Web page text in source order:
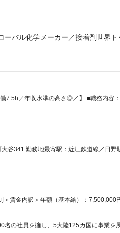
バル化学メーカー／接着剤世界ト
7.5h／年収水準の高さ◎／】 ■職務内容
谷341 勤務地最寄駅：近江鉄道線／日野
賃金内訳＞年額（基本給）：7,500,000
の社員を擁し、5大陸125カ国に事業を